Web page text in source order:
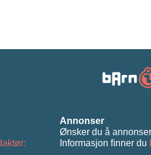
Annonser
Ønsker du å
Informasjon ﬁnner du